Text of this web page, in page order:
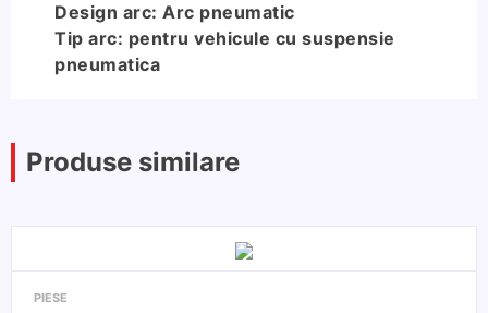
Design arc: Arc pneumatic
Tip arc: pentru vehicule cu suspensie
pneumatica
Produse similare
PIESE